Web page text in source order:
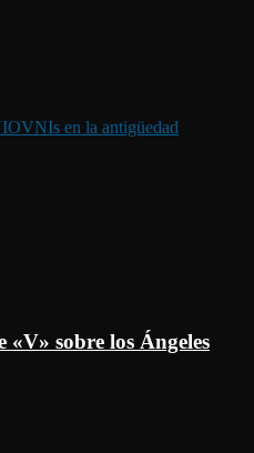
OVNIs en la antigüedad
sobre los Ángeles